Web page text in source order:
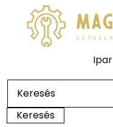
Ipar